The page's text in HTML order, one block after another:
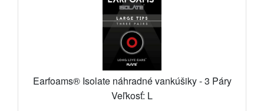
Earfoams® Isolate náhradné vankúšiky - 3 Páry
Veľkosť: L